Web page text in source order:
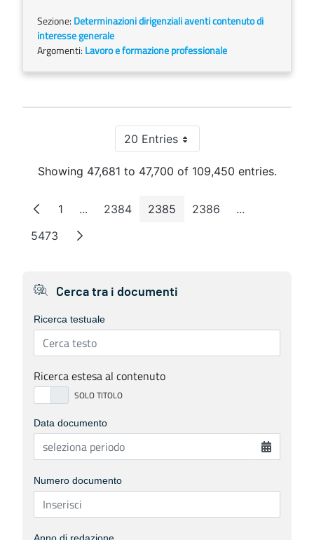
Sezione: Determinazioni dirigenziali aventi contenuto di
interesse generale
Argomenti: Lavoro e formazione professionale
20 EntriesPer Page
Showing 47,681 to 47,700 of 109,450 entries.
Page
1 ...Intermediate Pages
Page
2384 Page
2385 Page
2386 ...Intermediate
Page
5473
Cerca tra i documenti
Ricerca testuale
Ricerca estesa al contenuto
Data documento
Numero documento